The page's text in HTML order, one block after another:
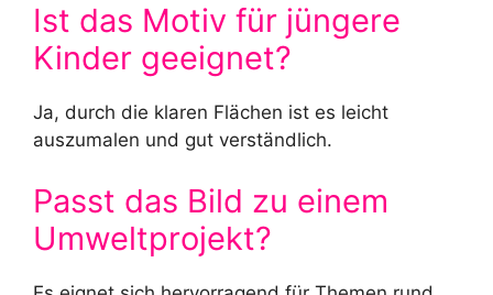
Ist das Motiv für jüngere
Kinder geeignet?
Ja, durch die klaren Flächen ist es leicht
auszumalen und gut verständlich.
Passt das Bild zu einem
Umweltprojekt?